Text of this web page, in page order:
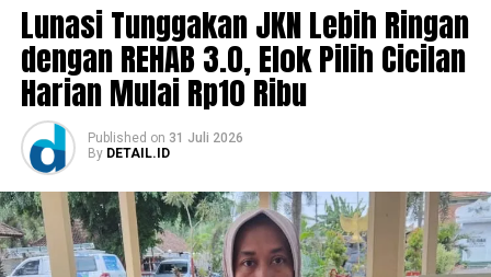
Lunasi Tunggakan JKN Lebih Ringan
dengan REHAB 3.0, Elok Pilih Cicilan
Harian Mulai Rp10 Ribu
Published on 31 Juli 2026
By DETAIL.ID